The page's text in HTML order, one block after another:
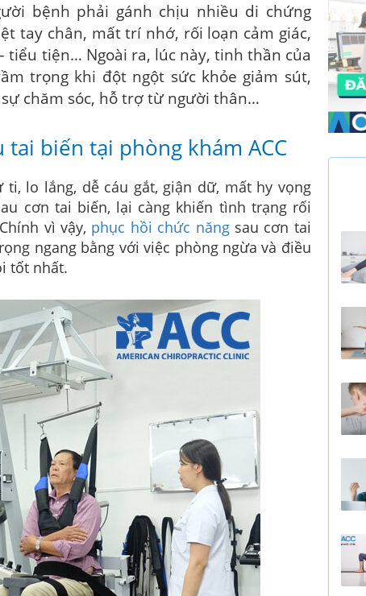
bệnh phải gánh chịu nhiều di chứng
tay chân, mất trí nhớ, rối loạn cảm giác,
tiểu tiện… Ngoài ra, lúc này, tinh thần của
trọng khi đột ngột sức khỏe giảm sút,
chăm sóc, hỗ trợ từ người thân…
biến tại phòng khám ACC
lo lắng, dễ cáu gắt, giận dữ, mất hy vọng
cơn tai biến, lại càng khiến tình trạng rối
vì vậy, phục hồi chức năngsau cơn tai
ngang bằng với việc phòng ngừa và điều
tốt nhất.